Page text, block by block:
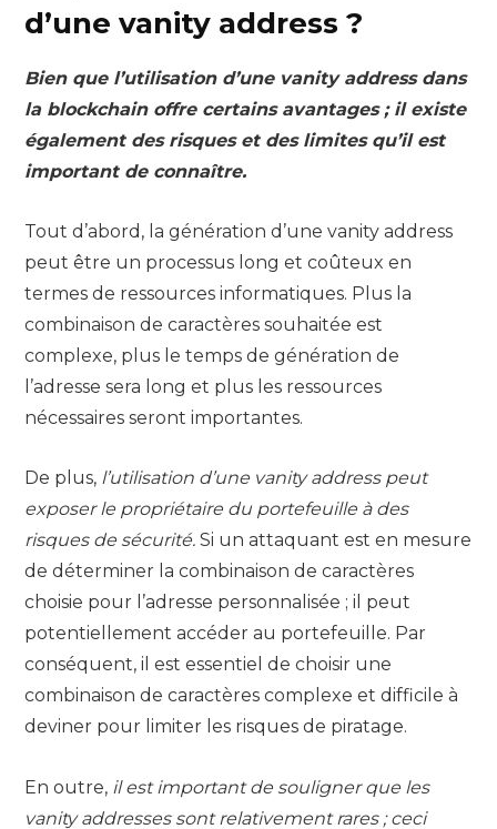
d’une vanity address ?
Bien que l’utilisation d’une vanity address dans
la blockchain offre certains avantages ; il existe
également des risques et des limites qu’il est
important de connaître.
Tout d’abord, la génération d’une vanity address
peut être un processus long et coûteux en
termes de ressources informatiques. Plus la
combinaison de caractères souhaitée est
complexe, plus le temps de génération de
l’adresse sera long et plus les ressources
nécessaires seront importantes.
De plus, l’utilisation d’une vanity address peut
exposer le propriétaire du portefeuille à des
risques de sécurité. Si un attaquant est en mesure
de déterminer la combinaison de caractères
choisie pour l’adresse personnalisée ; il peut
potentiellement accéder au portefeuille. Par
conséquent, il est essentiel de choisir une
combinaison de caractères complexe et difficile à
deviner pour limiter les risques de piratage.
En outre, il est important de souligner que les
vanity addresses sont relativement rares ; ceci